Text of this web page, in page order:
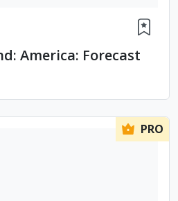
America: Forecast
PRO